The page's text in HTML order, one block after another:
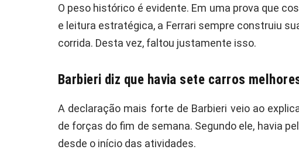
O peso histórico é evidente. Em uma prova que
e leitura estratégica, a Ferrari sempre construiu
corrida. Desta vez, faltou justamente isso.
Barbieri diz que havia sete carros
A declaração mais forte de Barbieri veio ao
de forças do fim de semana. Segundo ele, havia
desde o início das atividades.